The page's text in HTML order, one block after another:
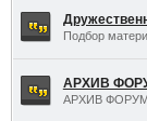
Подбор
АРХИВ
АРХИВ